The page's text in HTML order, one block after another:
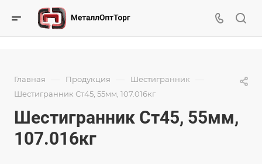
Главная — Продукция — Шестигранник —
Шестигранник Ст45, 55мм, 107.016кг
Шестигранник Ст45, 55мм,
107.016кг